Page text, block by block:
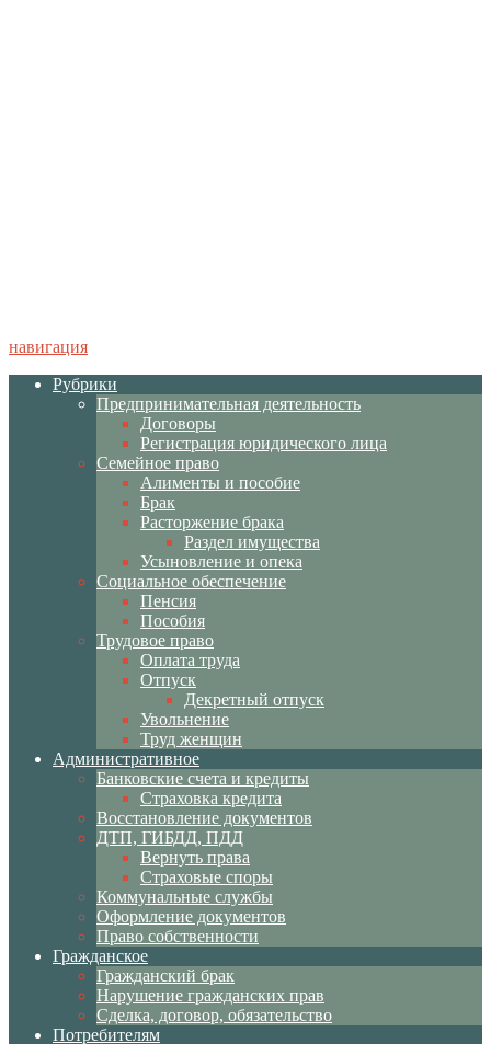
навигация
Рубрики
Предпринимательная деятельность
Договоры
Регистрация юридического лица
Семейное право
Алименты и пособие
Брак
Расторжение брака
Раздел имущества
Усыновление и опека
Социальное обеспечение
Пенсия
Пособия
Трудовое право
Оплата труда
Отпуск
Декретный отпуск
Увольнение
Труд женщин
Административное
Банковские счета и кредиты
Страховка кредита
Восстановление документов
ДТП, ГИБДД, ПДД
Вернуть права
Страховые споры
Коммунальные службы
Оформление документов
Право собственности
Гражданское
Гражданский брак
Нарушение гражданских прав
Сделка, договор, обязательство
Потребителям